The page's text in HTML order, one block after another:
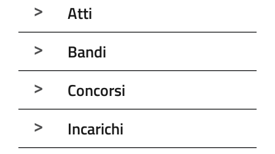
Atti
Bandi
Concorsi
Incarichi